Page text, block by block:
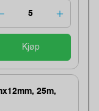
Kjøp
25m,